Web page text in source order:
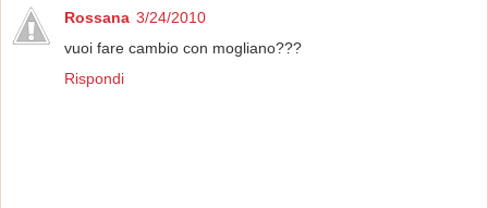
Rossana 3/24/2010
vuoi fare cambio con mogliano???
Rispondi